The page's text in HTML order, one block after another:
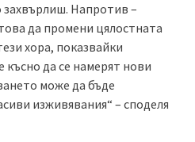
захвърлиш. Напротив –
да промени цялостната
хора, показвайки
късно да се намерят нови
може да бъде
изживявания“ – споделя